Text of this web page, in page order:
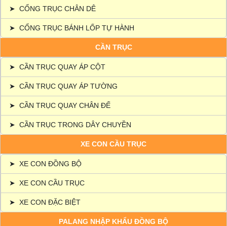
➤ CỔNG TRỤC CHÂN DÊ
➤ CỔNG TRỤC BÁNH LỐP TỰ HÀNH
CẦN TRỤC
➤ CẦN TRỤC QUAY ÁP CỘT
➤ CẦN TRỤC QUAY ÁP TƯỜNG
➤ CẦN TRỤC QUAY CHÂN ĐẾ
➤ CẦN TRỤC TRONG DÂY CHUYỀN
XE CON CẦU TRỤC
➤ XE CON ĐỒNG BỘ
➤ XE CON CẦU TRỤC
➤ XE CON ĐẶC BIỆT
PALANG NHẬP KHẨU ĐỒNG BỘ